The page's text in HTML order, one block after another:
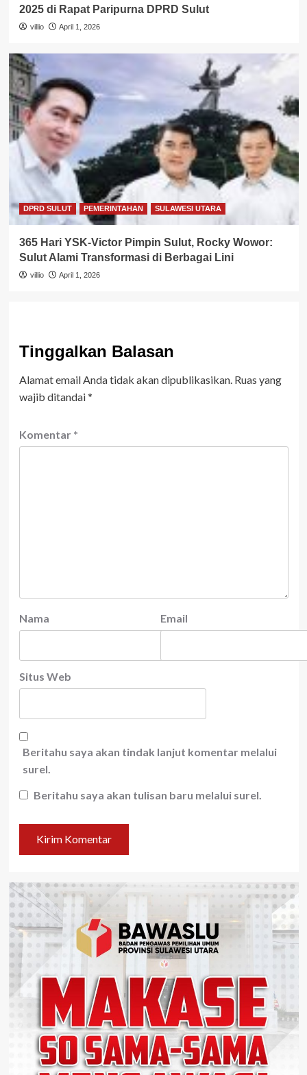
2025 di Rapat Paripurna DPRD Sulut
villio April 1, 2026
DPRD SULUT PEMERINTAHAN SULAWESI UTARA
365 Hari YSK-Victor Pimpin Sulut, Rocky Wowor:
Sulut Alami Transformasi di Berbagai Lini
villio April 1, 2026
Tinggalkan Balasan
Alamat email Anda tidak akan dipublikasikan. Ruas yang
wajib ditandai*
Komentar *
Nama Email
Situs Web
Beritahu saya akan tindak lanjut komentar melalui
surel.
Beritahu saya akan tulisan baru melalui surel.